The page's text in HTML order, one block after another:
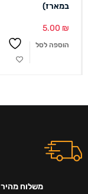
במארז)
5.00 ₪
הוספה לסל
משלוח מהיר